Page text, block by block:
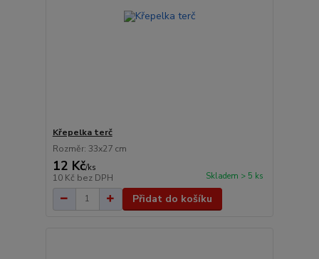
Křepelka terč
Rozměr: 33x27 cm
12 Kč/ks
10 Kč bez DPH Skladem > 5 ks
Přidat do košíku